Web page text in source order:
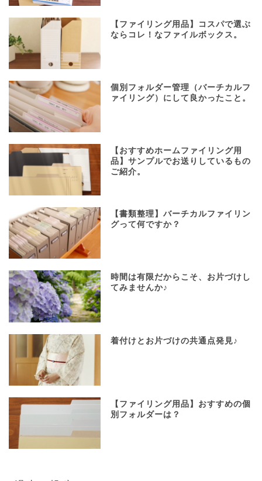
【ファイリング用品】コスパで選ぶ
ならコレ！なファイルボックス。
個別フォルダー管理（バーチカルフ
ァイリング）にして良かったこと。
【おすすめホームファイリング用
品】サンプルでお送りしているもの
ご紹介。
【書類整理】バーチカルファイリン
グって何ですか？
時間は有限だからこそ、お片づけし
てみませんか♪
着付けとお片づけの共通点発見♪
【ファイリング用品】おすすめの個
別フォルダーは？